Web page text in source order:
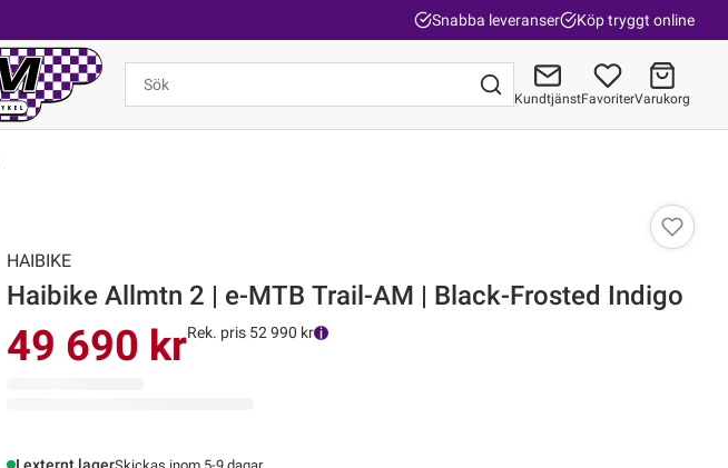
Snabba leveranser Köp tryggt online
KundtjänstFavoriterVarukorg
HAIBIKE
Haibike Allmtn 2 | e-MTB Trail-AM | Black-Frosted Indigo
49 690 krRek. pris 52 990 kr
I externt lager